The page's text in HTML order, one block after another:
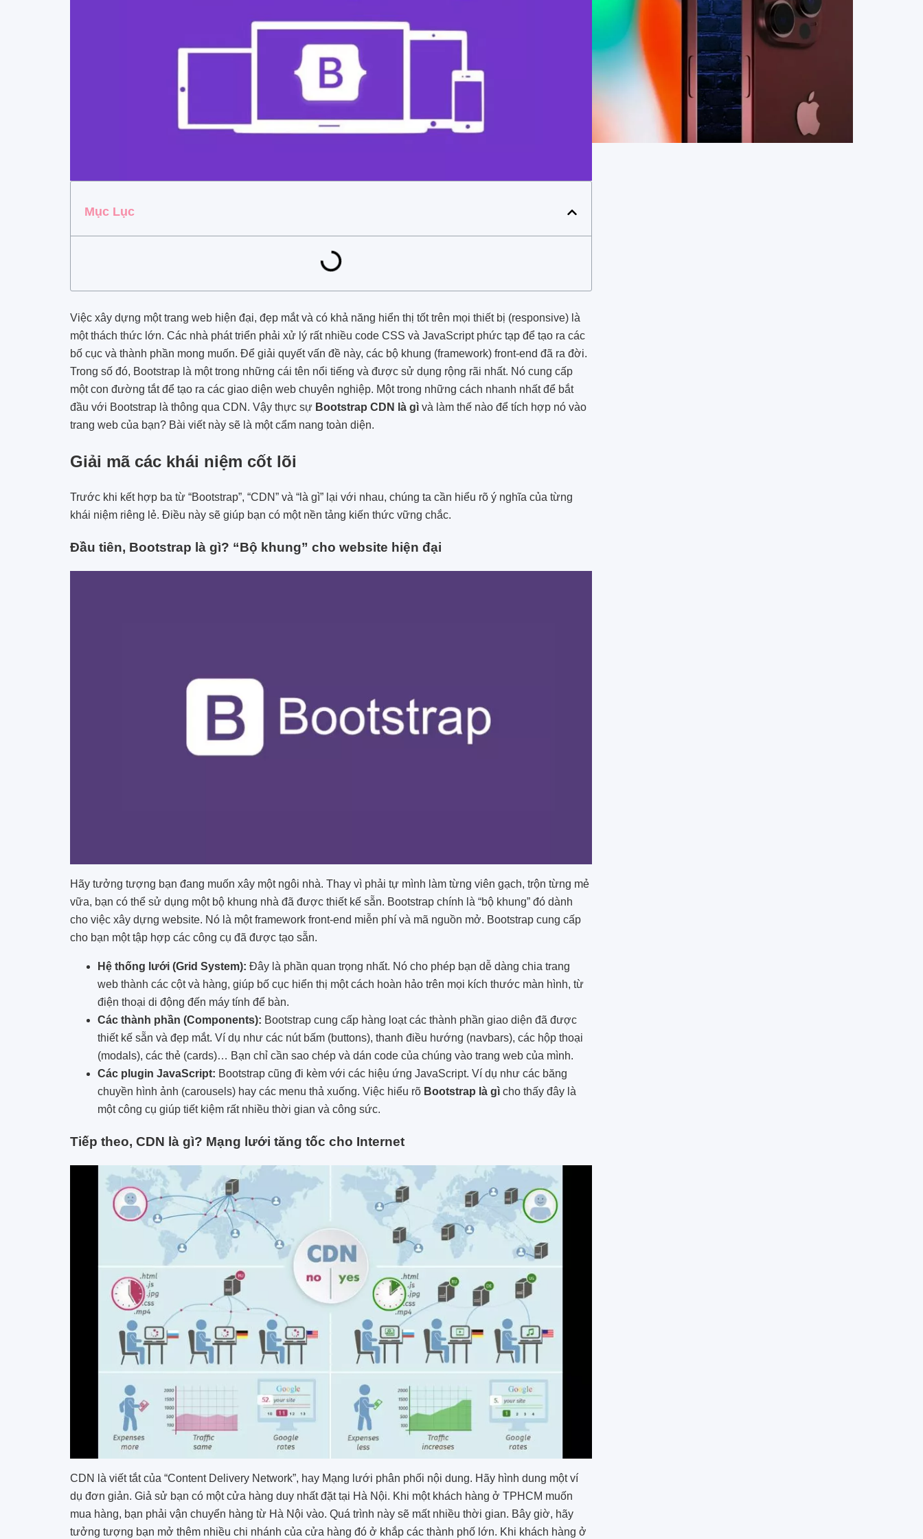
Mục Lục
Việc xây dựng một trang web hiện đại, đẹp mắt và có khả năng hiển thị tốt trên mọi thiết bị (responsive) là
một thách thức lớn. Các nhà phát triển phải xử lý rất nhiều code CSS và JavaScript phức tạp để tạo ra các
bố cục và thành phần mong muốn. Để giải quyết vấn đề này, các bộ khung (framework) front-end đã ra đời.
Trong số đó, Bootstrap là một trong những cái tên nổi tiếng và được sử dụng rộng rãi nhất. Nó cung cấp
một con đường tắt để tạo ra các giao diện web chuyên nghiệp. Một trong những cách nhanh nhất để bắt
đầu với Bootstrap là thông qua CDN. Vậy thực sự Bootstrap CDN là gì và làm thế nào để tích hợp nó vào
trang web của bạn? Bài viết này sẽ là một cẩm nang toàn diện.
Giải mã các khái niệm cốt lõi
Trước khi kết hợp ba từ “Bootstrap”, “CDN” và “là gì” lại với nhau, chúng ta cần hiểu rõ ý nghĩa của từng
khái niệm riêng lẻ. Điều này sẽ giúp bạn có một nền tảng kiến thức vững chắc.
Đầu tiên, Bootstrap là gì? “Bộ khung” cho website hiện đại
Hãy tưởng tượng bạn đang muốn xây một ngôi nhà. Thay vì phải tự mình làm từng viên gạch, trộn từng mẻ
vữa, bạn có thể sử dụng một bộ khung nhà đã được thiết kế sẵn. Bootstrap chính là “bộ khung” đó dành
cho việc xây dựng website. Nó là một framework front-end miễn phí và mã nguồn mở. Bootstrap cung cấp
cho bạn một tập hợp các công cụ đã được tạo sẵn.
Hệ thống lưới (Grid System): Đây là phần quan trọng nhất. Nó cho phép bạn dễ dàng chia trang
web thành các cột và hàng, giúp bố cục hiển thị một cách hoàn hảo trên mọi kích thước màn hình, từ
điện thoại di động đến máy tính để bàn.
Các thành phần (Components): Bootstrap cung cấp hàng loạt các thành phần giao diện đã được
thiết kế sẵn và đẹp mắt. Ví dụ như các nút bấm (buttons), thanh điều hướng (navbars), các hộp thoại
(modals), các thẻ (cards)… Bạn chỉ cần sao chép và dán code của chúng vào trang web của mình.
Các plugin JavaScript: Bootstrap cũng đi kèm với các hiệu ứng JavaScript. Ví dụ như các băng
chuyền hình ảnh (carousels) hay các menu thả xuống. Việc hiểu rõ Bootstrap là gì cho thấy đây là
một công cụ giúp tiết kiệm rất nhiều thời gian và công sức.
Tiếp theo, CDN là gì? Mạng lưới tăng tốc cho Internet
CDN là viết tắt của “Content Delivery Network”, hay Mạng lưới phân phối nội dung. Hãy hình dung một ví
dụ đơn giản. Giả sử bạn có một cửa hàng duy nhất đặt tại Hà Nội. Khi một khách hàng ở TPHCM muốn
mua hàng, bạn phải vận chuyển hàng từ Hà Nội vào. Quá trình này sẽ mất nhiều thời gian. Bây giờ, hãy
tưởng tượng bạn mở thêm nhiều chi nhánh của cửa hàng đó ở khắp các thành phố lớn. Khi khách hàng ở